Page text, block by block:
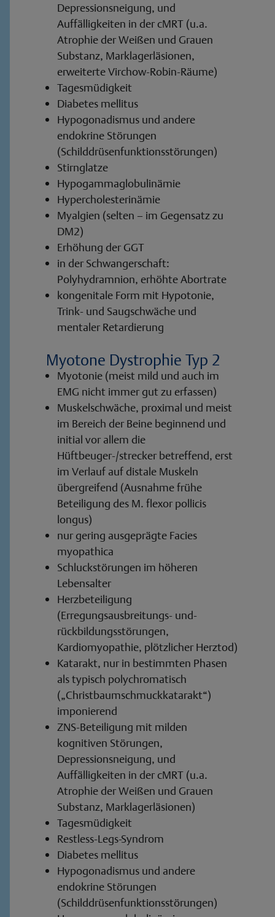
Depressionsneigung, und
Auffälligkeiten in der cMRT (u.a.
Atrophie der Weißen und Grauen
Substanz, Marklagerläsionen,
erweiterte Virchow-Robin-Räume)
Tagesmüdigkeit
Diabetes mellitus
Hypogonadismus und andere
endokrine Störungen
(Schilddrüsenfunktionsstörungen)
Stirnglatze
Hypogammaglobulinämie
Hypercholesterinämie
Myalgien (selten – im Gegensatz zu
DM2)
Erhöhung der GGT
in der Schwangerschaft:
Polyhydramnion, erhöhte Abortrate
kongenitale Form mit Hypotonie,
Trink- und Saugschwäche und
mentaler Retardierung
Myotone Dystrophie Typ 2
Myotonie (meist mild und auch im
EMG nicht immer gut zu erfassen)
Muskelschwäche, proximal und meist
im Bereich der Beine beginnend und
initial vor allem die
Hüftbeuger-/strecker betreffend, erst
im Verlauf auf distale Muskeln
übergreifend (Ausnahme frühe
Beteiligung des M. flexor pollicis
longus)
nur gering ausgeprägte Facies
myopathica
Schluckstörungen im höheren
Lebensalter
Herzbeteiligung
(Erregungsausbreitungs- und-
rückbildungsstörungen,
Kardiomyopathie, plötzlicher Herztod)
Katarakt, nur in bestimmten Phasen
als typisch polychromatisch
(„Christbaumschmuckkatarakt“)
imponierend
ZNS-Beteiligung mit milden
kognitiven Störungen,
Depressionsneigung, und
Auffälligkeiten in der cMRT (u.a.
Atrophie der Weißen und Grauen
Substanz, Marklagerläsionen)
Tagesmüdigkeit
Restless-Legs-Syndrom
Diabetes mellitus
Hypogonadismus und andere
endokrine Störungen
(Schilddrüsenfunktionsstörungen)